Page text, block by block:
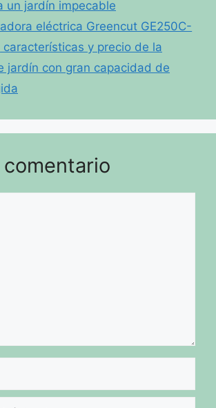
un jardín impecable
eléctrica Greencut GE250C-
características y precio de la
jardín con gran capacidad de
comentario